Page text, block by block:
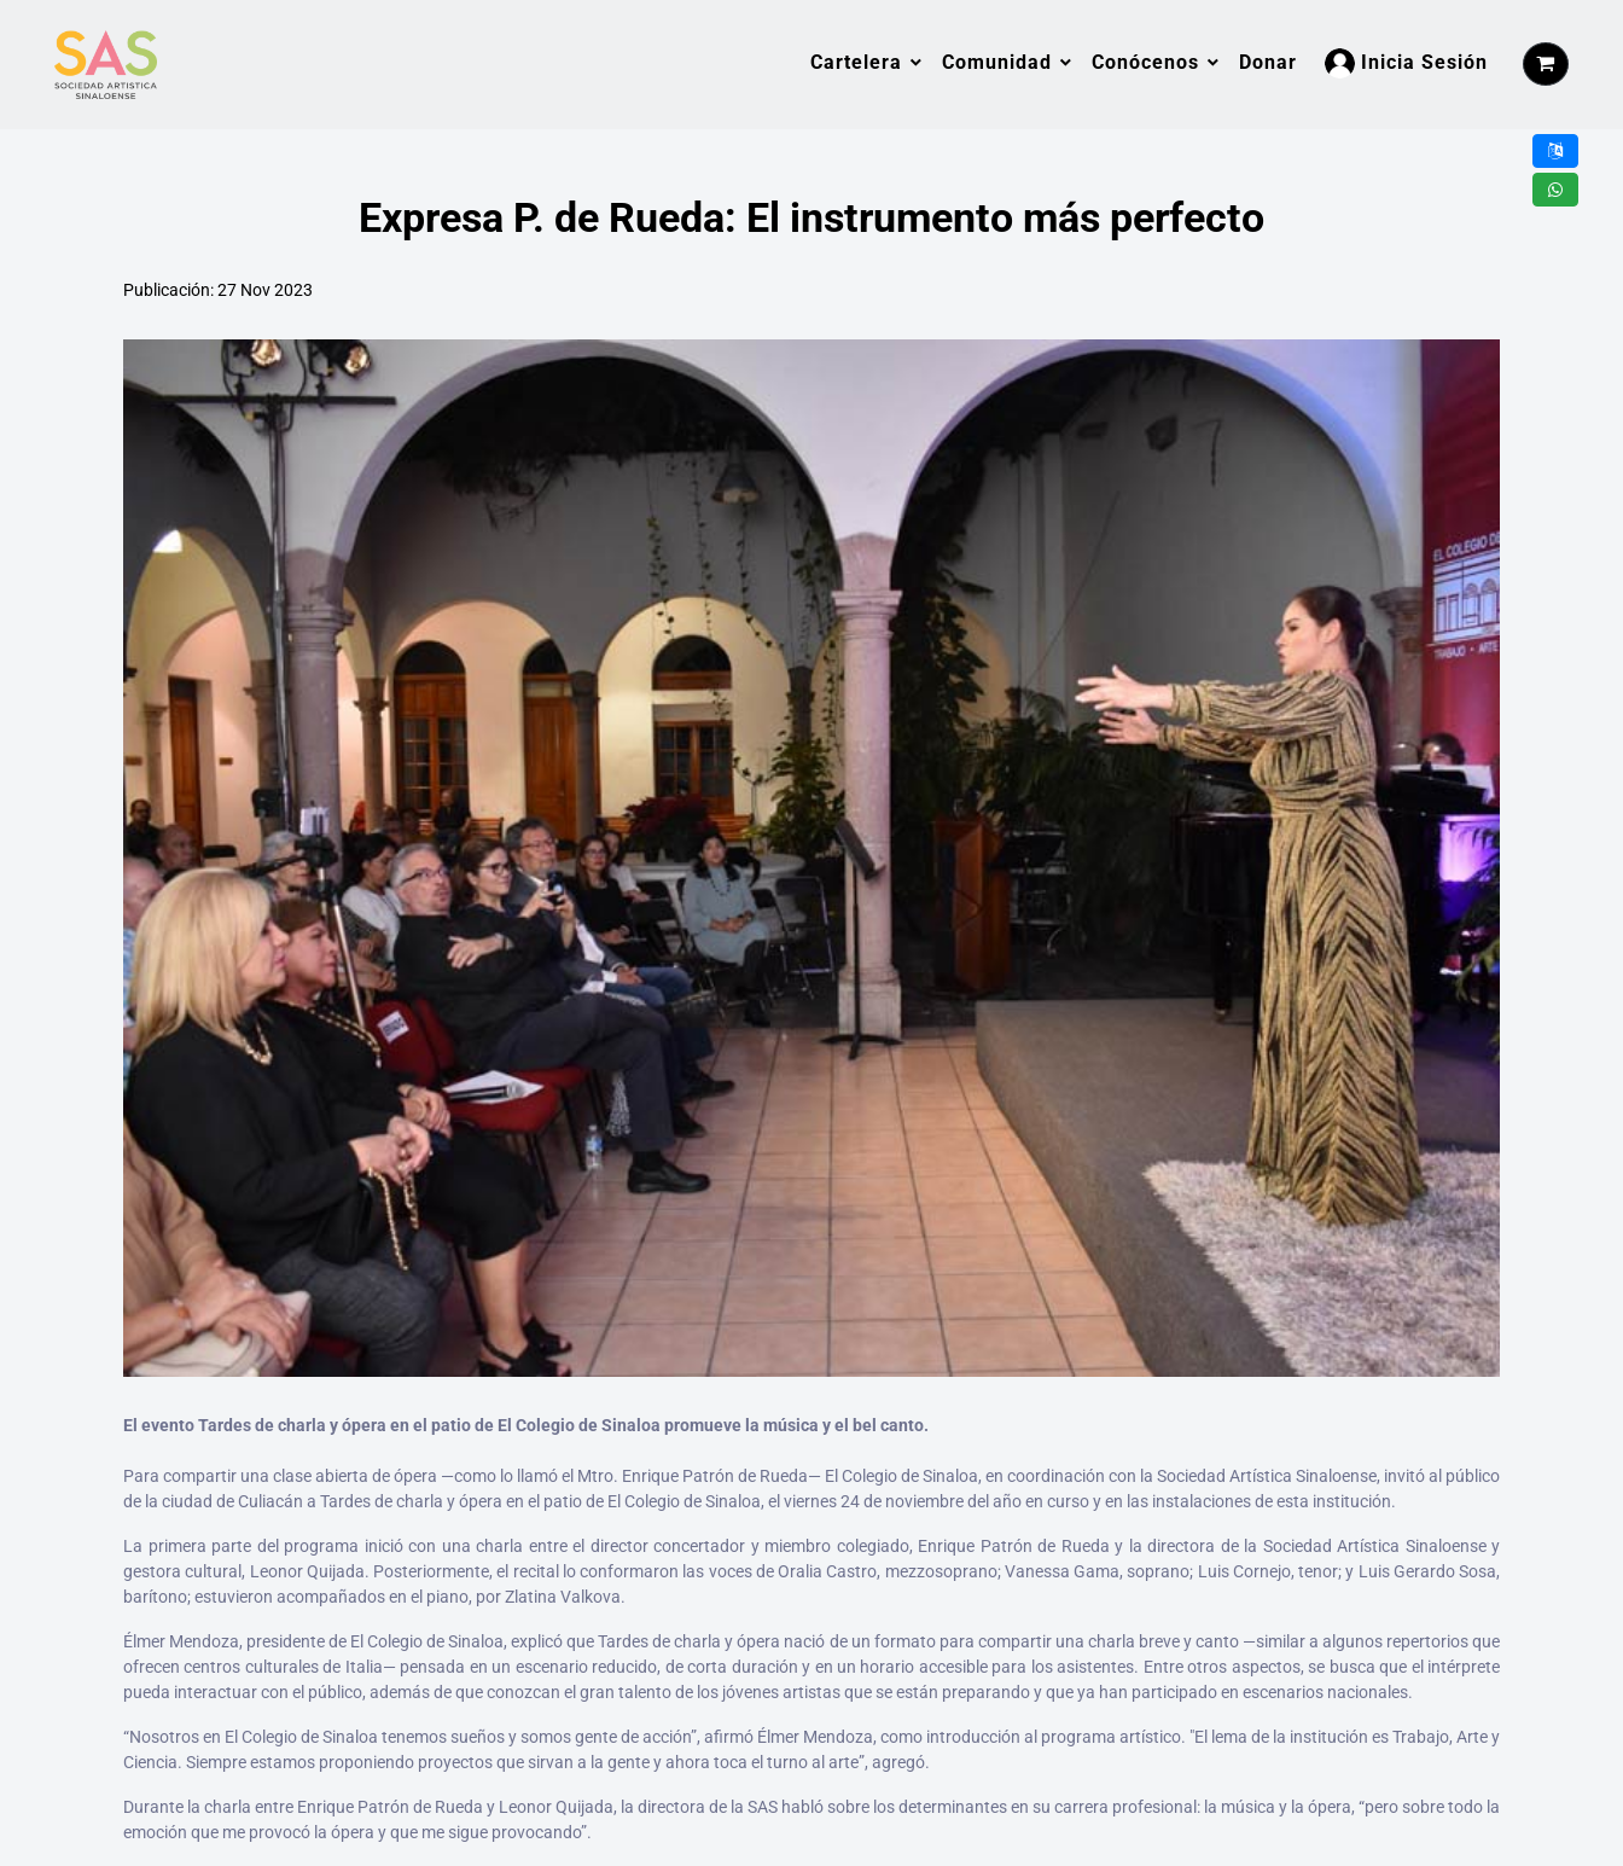
Cartelera Comunidad Conócenos Donar Inicia Sesión
Expresa P. de Rueda: El instrumento más perfecto
Publicación: 27 Nov 2023
El evento Tardes de charla y ópera en el patio de El Colegio de Sinaloa promueve la música y el bel canto.
Para compartir una clase abierta de ópera —como lo llamó el Mtro. Enrique Patrón de Rueda— El Colegio de Sinaloa, en coordinación con la Sociedad Artística Sinaloense, invitó al público
de la ciudad de Culiacán a Tardes de charla y ópera en el patio de El Colegio de Sinaloa, el viernes 24 de noviembre del año en curso y en las instalaciones de esta institución.
La primera parte del programa inició con una charla entre el director concertador y miembro colegiado, Enrique Patrón de Rueda y la directora de la Sociedad Artística Sinaloense y
gestora cultural, Leonor Quijada. Posteriormente, el recital lo conformaron las voces de Oralia Castro, mezzosoprano; Vanessa Gama, soprano; Luis Cornejo, tenor; y Luis Gerardo Sosa,
barítono; estuvieron acompañados en el piano, por Zlatina Valkova.
Élmer Mendoza, presidente de El Colegio de Sinaloa, explicó que Tardes de charla y ópera nació de un formato para compartir una charla breve y canto —similar a algunos repertorios que
ofrecen centros culturales de Italia— pensada en un escenario reducido, de corta duración y en un horario accesible para los asistentes. Entre otros aspectos, se busca que el intérprete
pueda interactuar con el público, además de que conozcan el gran talento de los jóvenes artistas que se están preparando y que ya han participado en escenarios nacionales.
“Nosotros en El Colegio de Sinaloa tenemos sueños y somos gente de acción”, afirmó Élmer Mendoza, como introducción al programa artístico. "El lema de la institución es Trabajo, Arte y
Ciencia. Siempre estamos proponiendo proyectos que sirvan a la gente y ahora toca el turno al arte”, agregó.
Durante la charla entre Enrique Patrón de Rueda y Leonor Quijada, la directora de la SAS habló sobre los determinantes en su carrera profesional: la música y la ópera, “pero sobre todo la
emoción que me provocó la ópera y que me sigue provocando”.